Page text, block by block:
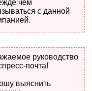
чем
с данной
руководство
почта!
выяснить